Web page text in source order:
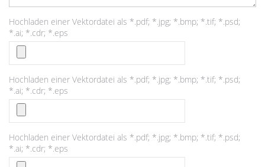
Hochladen einer Vektordatei als *.pdf; *.jpg; *.bmp; *.tif; *.psd;
*.ai; *.cdr; *.eps
Hochladen einer Vektordatei als *.pdf; *.jpg; *.bmp; *.tif; *.psd;
*.ai; *.cdr; *.eps
Hochladen einer Vektordatei als *.pdf; *.jpg; *.bmp; *.tif; *.psd;
*.ai; *.cdr; *.eps